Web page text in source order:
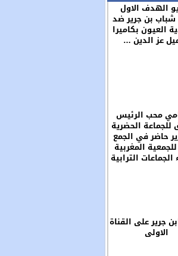
الهدف الاول
شباب بن جرير ضد
العيون بكاميرا
عز الدين …
محب الرئيس
للجماعة الحضرية
حاضر في الجمع
المغربية
الترابية
جرير على القناة
الاولى